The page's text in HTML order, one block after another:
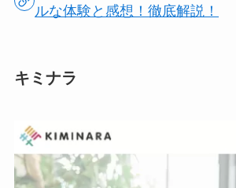
ルな体験と感想！徹底解説！
キミナラ